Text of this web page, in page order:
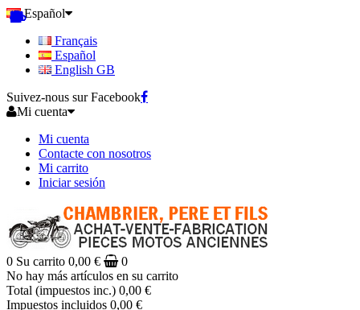
Español
Français
Español
English GB
Suivez-nous sur Facebook
Mi cuenta
Mi cuenta
Contacte con nosotros
Mi carrito
Iniciar sesión
0 Su carrito 0,00 €
0
No hay más artículos en su carrito
Total (impuestos inc.) 0,00 €
Impuestos incluidos 0,00 €